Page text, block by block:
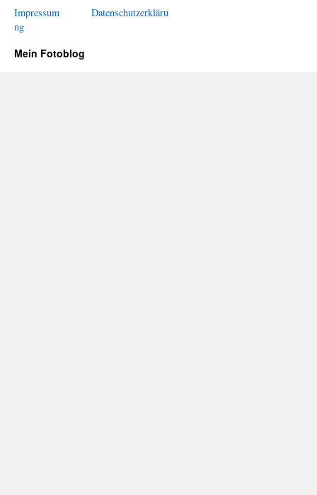
Impressum
Datenschutzerkläru
ng
Mein Fotoblog